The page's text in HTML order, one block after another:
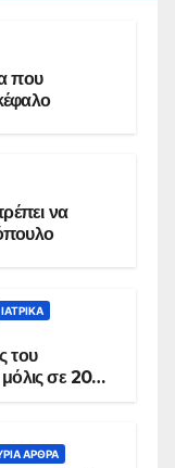
που
να
ΙΑΤΡΙΚΆ
του
μόλις σε 20
ΑΡΘΡΑ